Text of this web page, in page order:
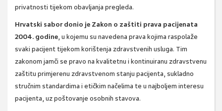
privatnosti tijekom obavljanja pregleda.
Hrvatski sabor donio je Zakon o zaštiti prava pacijenata
2004. godine, u kojemu su navedena prava kojima raspolaže
svaki pacijent tijekom korištenja zdravstvenih usluga. Tim
zakonom jamči se pravo na kvalitetnu i kontinuiranu zdravstvenu
zaštitu primjerenu zdravstvenom stanju pacijenta, sukladno
stručnim standardima i etičkim načelima te u najboljem interesu
pacijenta, uz poštovanje osobnih stavova.